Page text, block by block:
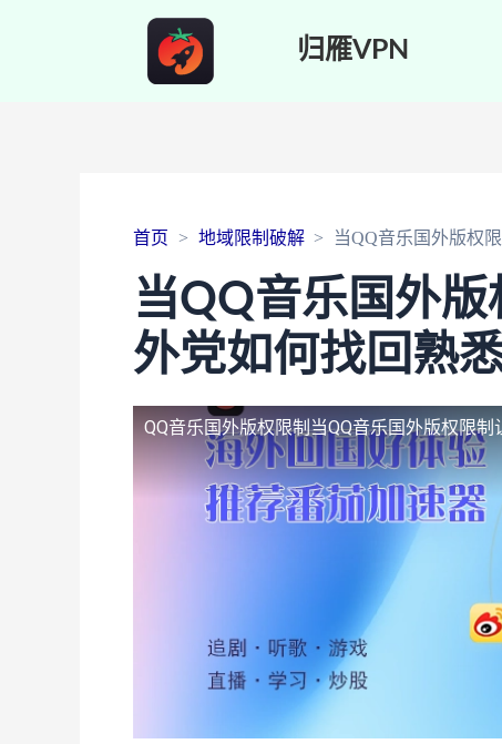
归雁VPN
首页 地域限制破解 当QQ音乐国外版权
当QQ音乐国外
外党如何找回熟
QQ音乐国外版权限制当QQ音乐国外版权限